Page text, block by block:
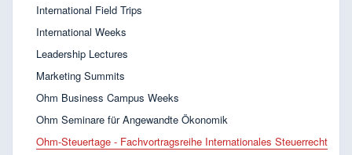
International Field Trips
International Weeks
Leadership Lectures
Marketing Summits
Ohm Business Campus Weeks
Ohm Seminare für Angewandte Ökonomik
Ohm-Steuertage - Fachvortragsreihe Internationales Steuerrecht